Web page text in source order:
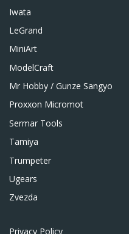
Iwata
LeGrand
MiniArt
ModelCraft
Mr Hobby / Gunze Sangyo
Proxxon Micromot
Sermar Tools
Tamiya
Trumpeter
Ugears
Zvezda
Privacy Policy